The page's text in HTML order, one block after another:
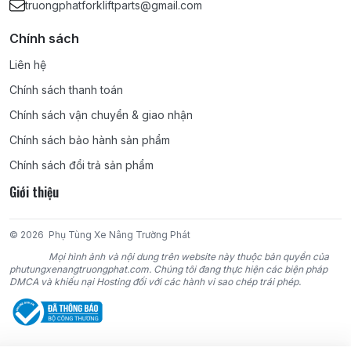
4G64, 4DR5, 4DQ5, 4DQ7, S4Q2, S4E, S4E2, S4S, 6DR5, S6S,
KOMATSU:
6D125;
TCM:
4FA1, 4FE1, C190, C221, C240, 4BC2, 4LB1, 4JG2, 6BB1,
NISSAN:D11, J15, J16, A12, A15, Z24, H20, H21-II, H15, H25, K15,
YANMAR:4TNE98, 4TNE94, 4TNE94L, 4TNV94L;
DAEWOO:DC24, GC24, D427, DB33A;
truongphatforkliftparts@gmail.com
Chính sách
Liên hệ
Chính sách thanh toán
Chính sách vận chuyển & giao nhận
Chính sách bảo hành sản phẩm
Chính sách đổi trả sản phẩm
Giới thiệu
© 2026 Phụ Tùng Xe Nâng Trường Phát
Mọi hình ảnh và nội dung trên website này thuộc bản quyền của
phutungxenangtruongphat.com. Chúng tôi đang thực hiện các biện pháp
DMCA và khiếu nại Hosting đối với các hành vi sao chép trái phép.